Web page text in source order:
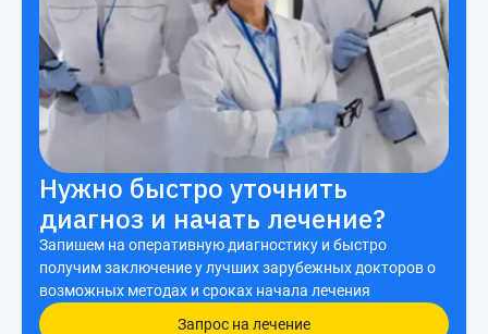
Нужно быстро уточнить
диагноз и начать лечение?
Запишем на оперативную диагностику и быстро
получим заключение у лучших зарубежных докторов о
возможных методах и сроках начала лечения
Запрос на лечение